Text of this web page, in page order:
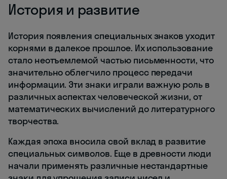
История и развитие
История появления специальных знаков уходит
корнями в далекое прошлое. Их использование
стало неотъемлемой частью письменности, что
значительно облегчило процесс передачи
информации. Эти знаки играли важную роль в
различных аспектах человеческой жизни, от
математических вычислений до литературного
творчества.
Каждая эпоха вносила свой вклад в развитие
специальных символов. Еще в древности люди
начали применять различные нестандартные